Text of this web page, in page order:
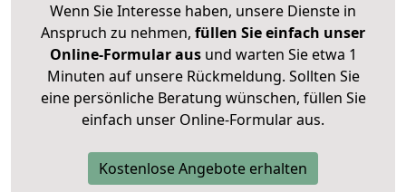
Wenn Sie Interesse haben, unsere Dienste in
Anspruch zu nehmen, füllen Sie einfach unser
Online-Formular ausund warten Sie etwa 1
Minuten auf unsere Rückmeldung. Sollten Sie
eine persönliche Beratung wünschen, füllen Sie
einfach unser Online-Formular aus.
Kostenlose Angebote erhalten